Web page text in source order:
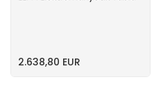
2.638,80 EUR